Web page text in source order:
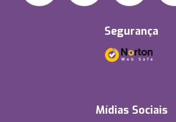
Segurança
Mídias Sociais